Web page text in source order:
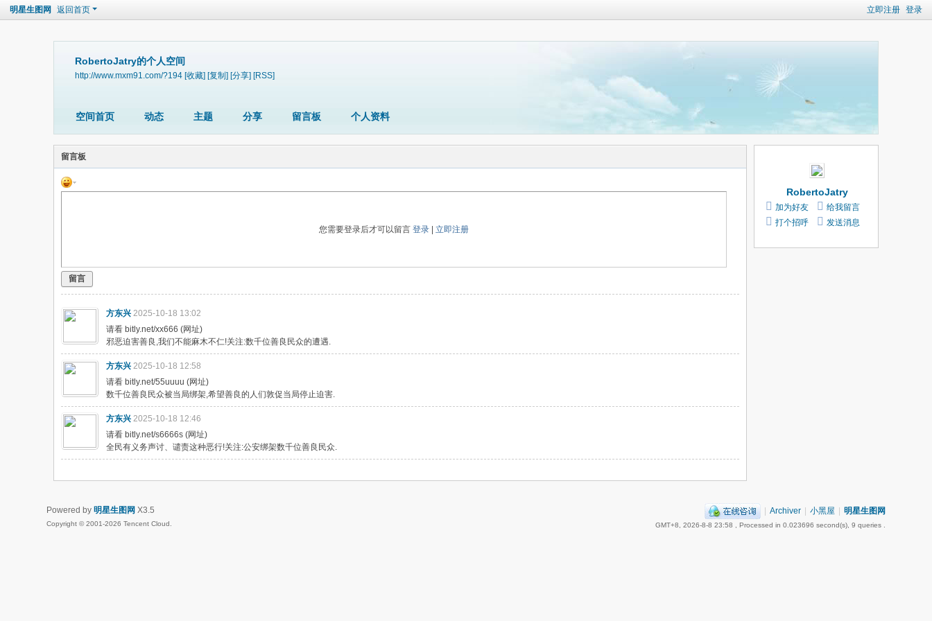
立即注册 登录
明星生图网 返回首页
RobertoJatry的个人空间
http://www.mxm91.com/?194 [收藏] [复制] [分享] [RSS]
空间首页 动态 主题 分享 留言板 个人资料
留言板
您需要登录后才可以留言登录 |立即注册
留言
方东兴 2025-10-18 13:02
请看 bitly.net/xx666 (网址)
邪恶迫害善良,我们不能麻木不仁!关注:数千位善良民众的遭遇.
方东兴 2025-10-18 12:58
请看 bitly.net/55uuuu (网址)
数千位善良民众被当局绑架,希望善良的人们敦促当局停止迫害.
方东兴 2025-10-18 12:46
请看 bitly.net/s6666s (网址)
全民有义务声讨、谴责这种恶行!关注:公安绑架数千位善良民众.
RobertoJatry
加为好友
给我留言
打个招呼
发送消息
| Archiver | 小黑屋 | 明星生图网
GMT+8, 2026-8-8 23:58 , Processed in 0.023696 second(s), 9 queries .
Powered by 明星生图网 X3.5
Copyright © 2001-2026 Tencent Cloud.